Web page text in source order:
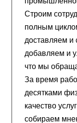
Строим
полным
доставляем и
добавляем и
что мы
За время
десятками
качество
собираем